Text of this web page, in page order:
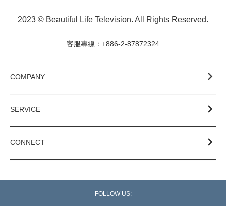
2023 © Beautiful Life Television. All Rights Reserved.
客服專線：+886-2-87872324
COMPANY
SERVICE
CONNECT
FOLLOW US: